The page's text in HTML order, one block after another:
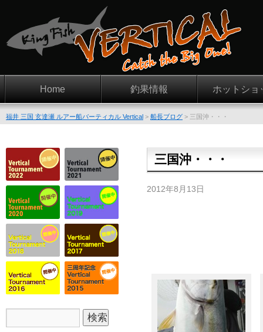
Home 釣果情報 ホットショ
福井 三国 玄達瀬 ルアー船バーティカル Vertical > 船長ブログ > 三国沖・・・
三国沖・・・
2012年8月13日